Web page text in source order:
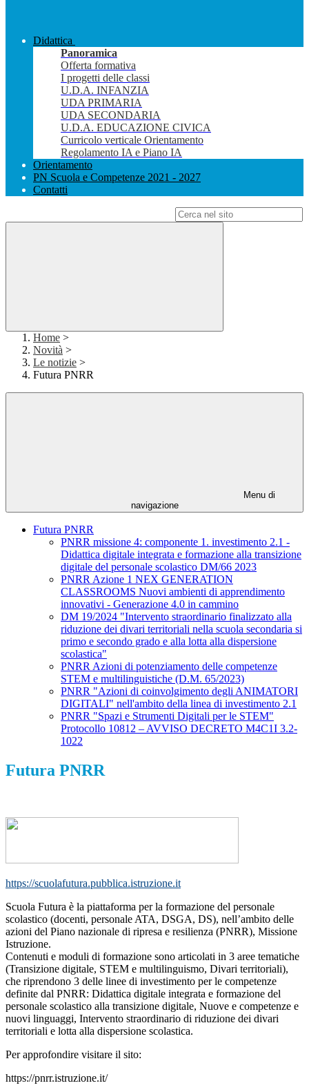
Didattica
Panoramica
Offerta formativa
I progetti delle classi
U.D.A. INFANZIA
UDA PRIMARIA
UDA SECONDARIA
U.D.A. EDUCAZIONE CIVICA
Curricolo verticale Orientamento
Regolamento IA e Piano IA
Orientamento
PN Scuola e Competenze 2021 - 2027
Contatti
Home >
Novità >
Le notizie >
Futura PNRR
Menu di
navigazione
Futura PNRR
PNRR missione 4: componente 1. investimento 2.1 -
Didattica digitale integrata e formazione alla transizione
digitale del personale scolastico DM/66 2023
PNRR Azione 1 NEX GENERATION
CLASSROOMS Nuovi ambienti di apprendimento
innovativi - Generazione 4.0 in cammino
DM 19/2024 "Intervento straordinario finalizzato alla
riduzione dei divari territoriali nella scuola secondaria si
primo e secondo grado e alla lotta alla dispersione
scolastica"
PNRR Azioni di potenziamento delle competenze
STEM e multilinguistiche (D.M. 65/2023)
PNRR "Azioni di coinvolgimento degli ANIMATORI
DIGITALI" nell'ambito della linea di investimento 2.1
PNRR "Spazi e Strumenti Digitali per le STEM"
Protocollo 10812 – AVVISO DECRETO M4C1I 3.2-
1022
Futura PNRR
https://scuolafutura.pubblica.istruzione.it
Scuola Futura è la piattaforma per la formazione del personale
scolastico (docenti, personale ATA, DSGA, DS), nell’ambito delle
azioni del Piano nazionale di ripresa e resilienza (PNRR), Missione
Istruzione.
Contenuti e moduli di formazione sono articolati in 3 aree tematiche
(Transizione digitale, STEM e multilinguismo, Divari territoriali),
che riprendono 3 delle linee di investimento per le competenze
definite dal PNRR: Didattica digitale integrata e formazione del
personale scolastico alla transizione digitale, Nuove e competenze e
nuovi linguaggi, Intervento straordinario di riduzione dei divari
territoriali e lotta alla dispersione scolastica.
Per approfondire visitare il sito:
https://pnrr.istruzione.it/